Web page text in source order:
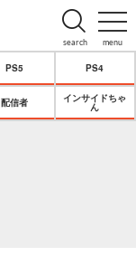
menu
search
PS5 PS4
配信者
インサイドちゃ
ん